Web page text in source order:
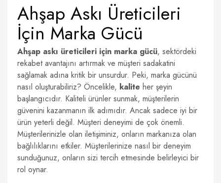
Ahşap Askı Üreticileri
İçin Marka Gücü
Ahşap askı üreticileri için marka gücü, sektördeki
rekabet avantajını artırmak ve müşteri sadakatini
sağlamak adına kritik bir unsurdur. Peki, marka gücünü
nasıl oluşturabiliriz? Öncelikle, kalite her şeyin
başlangıcıdır. Kaliteli ürünler sunmak, müşterilerin
güvenini kazanmanın ilk adımıdır. Ancak sadece iyi bir
ürün yeterli değil. Müşteri deneyimi de çok önemli.
Müşterilerinizle olan iletişiminiz, onların markanıza olan
bağlılıklarını etkiler. Müşterilerinize nasıl bir deneyim
sunduğunuz, onların sizi tercih etmesinde belirleyici bir
rol oynar.